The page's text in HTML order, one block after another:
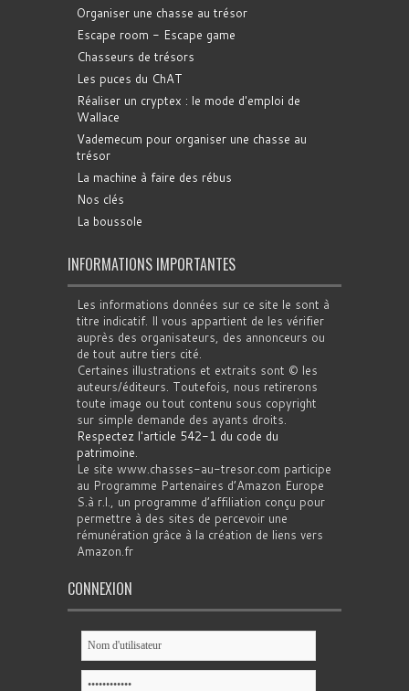
Organiser une chasse au trésor
Escape room - Escape game
Chasseurs de trésors
Les puces du ChAT
Réaliser un cryptex : le mode d'emploi de
Wallace
Vademecum pour organiser une chasse au
trésor
La machine à faire des rébus
Nos clés
La boussole
INFORMATIONS IMPORTANTES
Les informations données sur ce site le sont à
titre indicatif. Il vous appartient de les vérifier
auprès des organisateurs, des annonceurs ou
de tout autre tiers cité.
Certaines illustrations et extraits sont © les
auteurs/éditeurs. Toutefois, nous retirerons
toute image ou tout contenu sous copyright
sur simple demande des ayants droits.
Respectez l'article 542-1 du code du
patrimoine.
Le site www.chasses-au-tresor.com participe
au Programme Partenaires d’Amazon Europe
S.à r.l., un programme d’affiliation conçu pour
permettre à des sites de percevoir une
rémunération grâce à la création de liens vers
Amazon.fr
CONNEXION